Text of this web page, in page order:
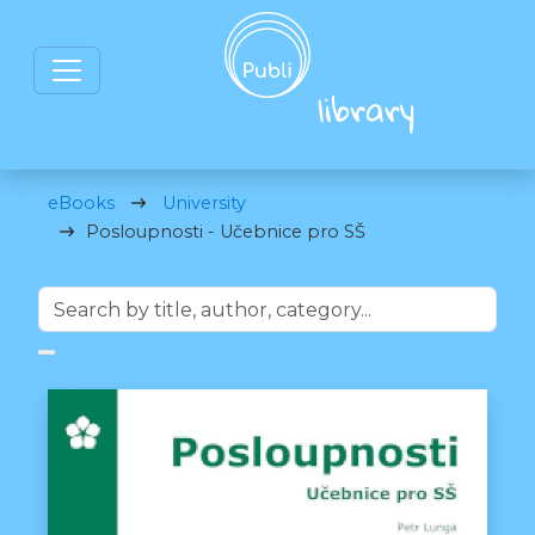
eBooks
University
Posloupnosti - Učebnice pro SŠ